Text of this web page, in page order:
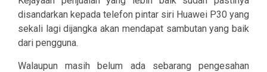
disandarkan kepada telefon pintar siri Huawei P30 yang
sekali lagi dijangka akan mendapat sambutan yang baik
dari pengguna.
Walaupun masih belum ada sebarang pengesahan